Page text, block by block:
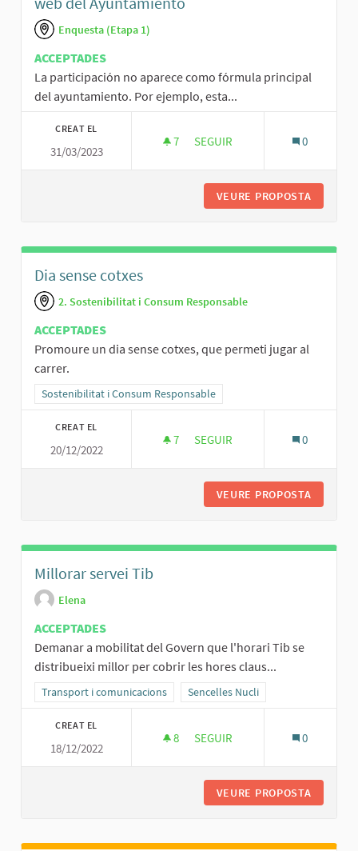
Enquesta (Etapa 1)
ACCEPTADES
La participación no aparece como fórmula principal
del ayuntamiento. Por ejemplo, esta...
CREAT EL
31/03/2023
7 7 SEGUIDORES
SEGUIR 0
VEURE PROPOSTA
Dia sense cotxes
2. Sostenibilitat i Consum Responsable
ACCEPTADES
Promoure un dia sense cotxes, que permeti jugar al
carrer.
Resultats al filtrar per la categoria: Sostenibilitat i Consum
Sostenibilitat i Consum Responsable
CREAT EL
20/12/2022
7 7 SEGUIDORES
SEGUIR 0
VEURE PROPOSTA
Millorar servei Tib
Elena
ACCEPTADES
Demanar a mobilitat del Govern que l'horari Tib se
distribueixi millor per cobrir les hores claus...
Resultats al filtrar per la categoria: Transport i comunicacions
Transport i comunicacions Resultats al filtrar per l'àmbit:
Sencelles Nucli
CREAT EL
18/12/2022
8 8 SEGUIDORES
SEGUIR 0
VEURE PROPOSTA